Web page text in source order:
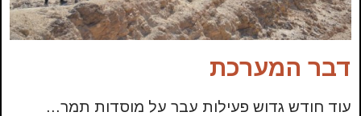
דבר המערכת
עוד חודש גדוש פעילות עבר על מוסדות תמר…